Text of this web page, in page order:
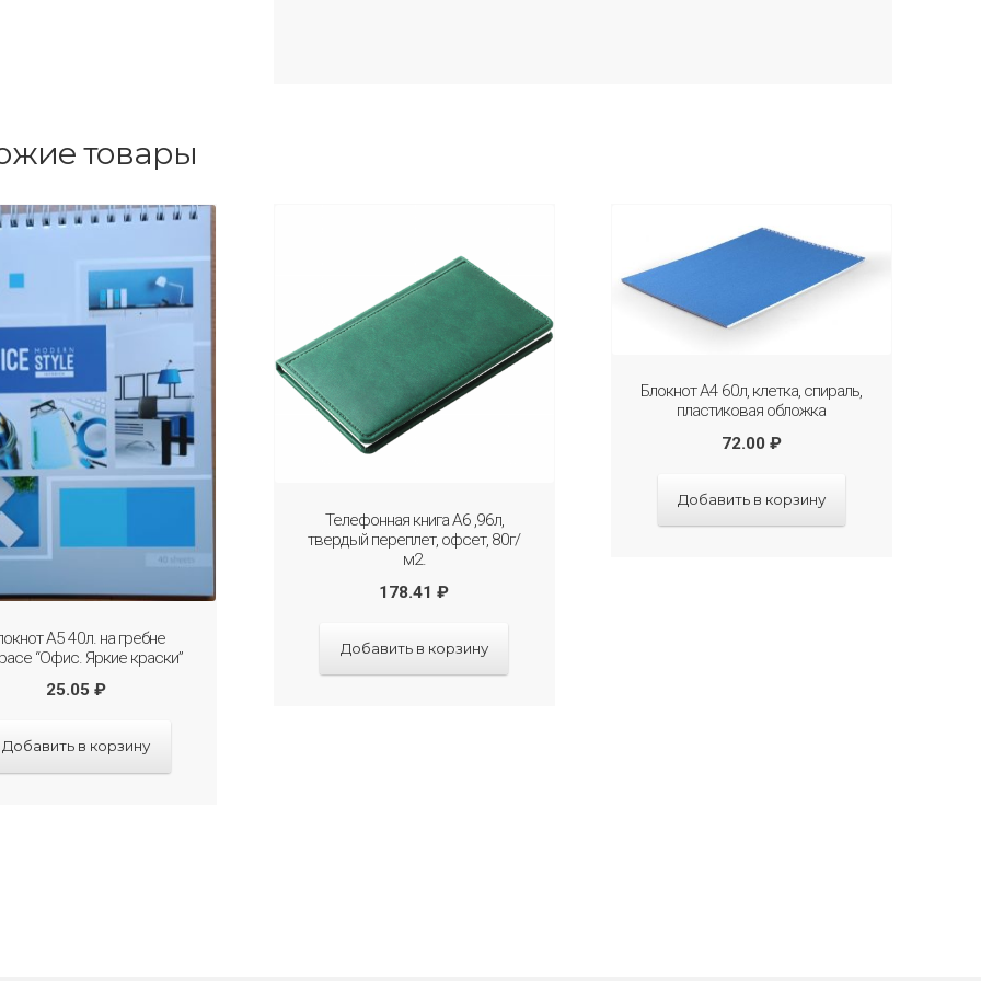
товары
А5 40л. на гребне
“Офис. Яркие краски”
25.05₽
Добавить в корзину
Телефонная книга А6 ,96л,
твердый переплет, офсет, 80г/
м2.
178.41₽
Добавить в корзину
Блокнот А4 60л, клетка, спираль,
пластиковая обложка
72.00 ₽
Добавить в корзину